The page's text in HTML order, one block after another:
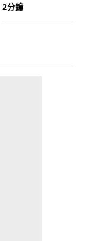
2分鐘